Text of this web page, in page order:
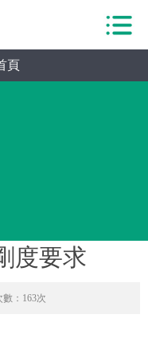
頁
度要求
數：163次